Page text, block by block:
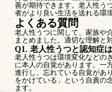
善が期待できます。老人性う
者がより良い生活を送れる環
よくある質問
老人性うつに関して、家族や
まとめました。適切な理解と
Q1. 老人性うつと認知症
老人性うつは環境変化などの
に本人の自覚があります。一
進行し、忘れている自覚があ
をかけている」という自責の
ます。